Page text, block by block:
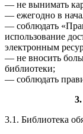
— не вынимать
— ежегодно в
— соблюдать
использование
электронным
— не вносить
библиотеки;
— соблюдать
3.1. Библиотека